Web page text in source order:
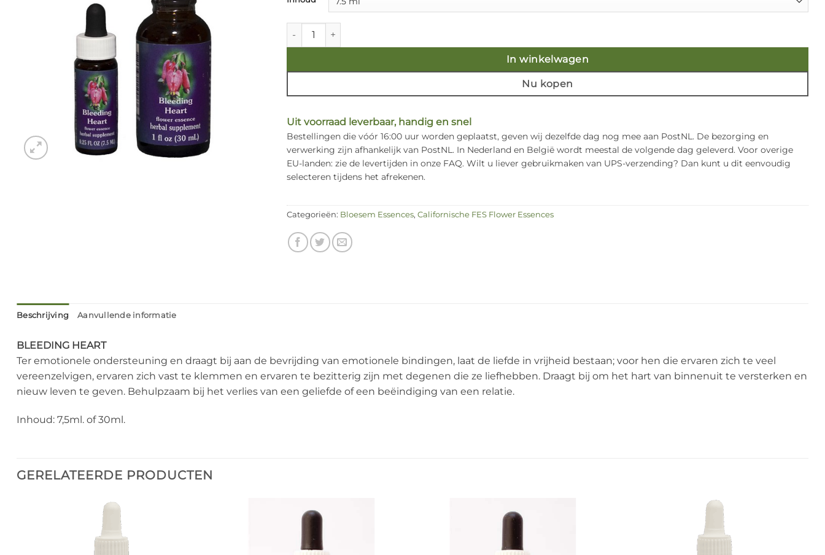
€ 17,50
Bleeding Heart - Californische FES Flower Essences aantal
In winkelwagen
Nu kopen
Uit voorraad leverbaar, handig en snel
Bestellingen die vóór 16:00 uur worden geplaatst, geven wij dezelfde dag nog mee aan PostNL. De bezorging en
verwerking zijn afhankelijk van PostNL. In Nederland en België wordt meestal de volgende dag geleverd. Voor overige
EU-landen: zie de levertijden in onze FAQ. Wilt u liever gebruikmaken van UPS-verzending? Dan kunt u dit eenvoudig
selecteren tijdens het afrekenen.
Categorieën: Bloesem Essences, Californische FES Flower Essences
Beschrijving Aanvullende informatie
BLEEDING HEART
Ter emotionele ondersteuning en draagt bij aan de bevrijding van emotionele bindingen, laat de liefde in vrijheid bestaan; voor hen die ervaren zich te veel
vereenzelvigen, ervaren zich vast te klemmen en ervaren te bezitterig zijn met degenen die ze liefhebben. Draagt bij om het hart van binnenuit te versterken en
nieuw leven te geven. Behulpzaam bij het verlies van een geliefde of een beëindiging van een relatie.
Inhoud: 7,5ml. of 30ml.
GERELATEERDE PRODUCTEN